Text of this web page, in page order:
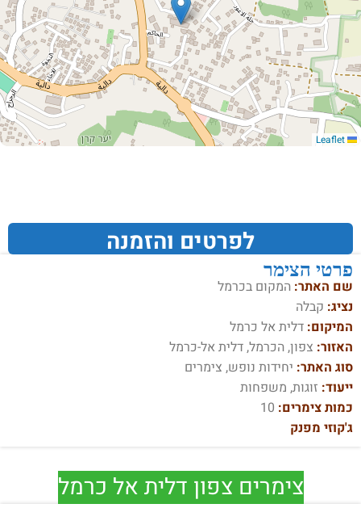
לפרטים והזמנה
פרטי הצימר
שם האתר: המקום בכרמל
נציג: קבלה
המיקום: דלית אל כרמל
האזור: צפון, הכרמל, דלית אל-כרמל
סוג האתר: יחידות נופש, צימרים
ייעוד: זוגות, משפחות
כמות צימרים: 10
ג'קוזי מפנק
צימרים צפון דלית אל כרמל